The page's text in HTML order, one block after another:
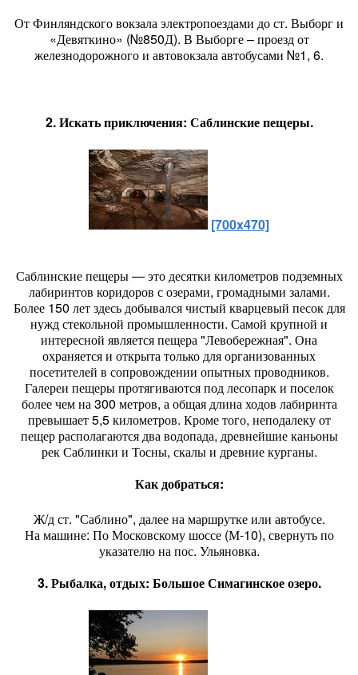
От Финляндского вокзала электропоездами до ст. Выборг и
«Девяткино» (№850Д). В Выборге – проезд от
железнодорожного и автовокзала автобусами №1, 6.
2. Искать приключения: Саблинские пещеры.
[700x470]
Саблинские пещеры — это десятки километров подземных
лабиринтов коридоров с озерами, громадными залами.
Более 150 лет здесь добывался чистый кварцевый песок для
нужд стекольной промышленности. Самой крупной и
интересной является пещера "Левобережная". Она
охраняется и открыта только для организованных
посетителей в сопровождении опытных проводников.
Галереи пещеры протягиваются под лесопарк и поселок
более чем на 300 метров, а общая длина ходов лабиринта
превышает 5,5 километров. Кроме того, неподалеку от
пещер располагаются два водопада, древнейшие каньоны
рек Саблинки и Тосны, скалы и древние курганы.
Как добраться:
Ж/д ст. "Саблино", далее на маршрутке или автобусе.
На машине: По Московскому шоссе (М-10), свернуть по
указателю на пос. Ульяновка.
3. Рыбалка, отдых: Большое Симагинское озеро.